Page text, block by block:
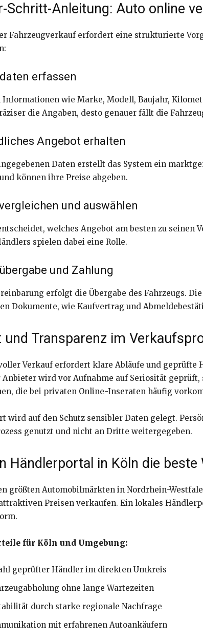
Schritt-Anleitung: Auto online
Fahrzeugverkauf erfordert eine strukturierte
erfassen
wie Marke, Modell, Baujahr,
die Angaben, desto genauer fällt die
Angebot erhalten
Daten erstellt das System ein
können ihre Preise abgeben.
und auswählen
welches Angebot am besten zu
spielen dabei eine Rolle.
und Zahlung
erfolgt die Übergabe des Fahrzeugs.
Dokumente, wie Kaufvertrag und
und Transparenz im
Verkauf erfordert klare Abläufe und geprüfte
Anbieter wird vor Aufnahme auf Seriosität
die bei privaten Online-Inseraten häufig
wird auf den Schutz sensibler Daten gelegt.
genutzt und nicht an Dritte weitergegeben.
Händlerportal in Köln die beste
größten Automobilmärkten in Nordrhein-
Preisen verkaufen. Ein lokales
für Köln und Umgebung:
geprüfter Händler im direkten Umkreis
ohne lange Wartezeiten
durch starke regionale Nachfrage
mit erfahrenen Autoankäufern